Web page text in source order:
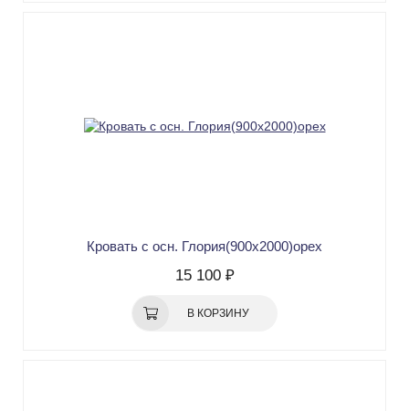
Кровать с осн. Глория(900х2000)орех
15 100 ₽
В КОРЗИНУ